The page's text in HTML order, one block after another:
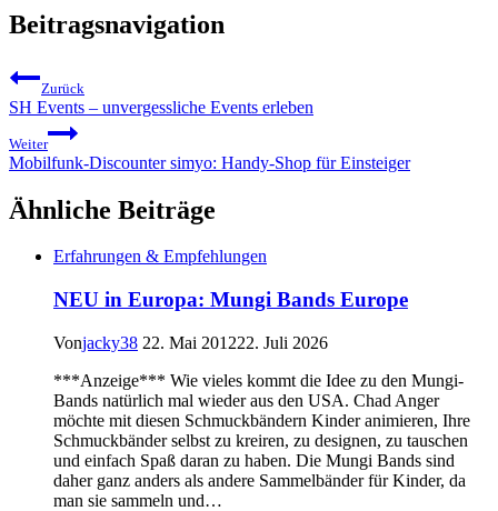
Beitragsnavigation
Zurück
SH Events – unvergessliche Events erleben
Weiter
Mobilfunk-Discounter simyo: Handy-Shop für Einsteiger
Ähnliche Beiträge
Erfahrungen & Empfehlungen
NEU in Europa: Mungi Bands Europe
Vonjacky38 22. Mai 201222. Juli 2026
***Anzeige*** Wie vieles kommt die Idee zu den Mungi-
Bands natürlich mal wieder aus den USA. Chad Anger
möchte mit diesen Schmuckbändern Kinder animieren, Ihre
Schmuckbänder selbst zu kreiren, zu designen, zu tauschen
und einfach Spaß daran zu haben. Die Mungi Bands sind
daher ganz anders als andere Sammelbänder für Kinder, da
man sie sammeln und…